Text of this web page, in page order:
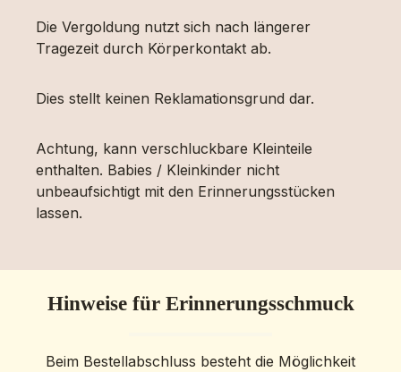
Die Vergoldung nutzt sich nach längerer
Tragezeit durch Körperkontakt ab.
Dies stellt keinen Reklamationsgrund dar.
Achtung, kann verschluckbare Kleinteile
enthalten. Babies / Kleinkinder nicht
unbeaufsichtigt mit den Erinnerungsstücken
lassen.
Hinweise für Erinnerungsschmuck
Beim Bestellabschluss besteht die Möglichkeit